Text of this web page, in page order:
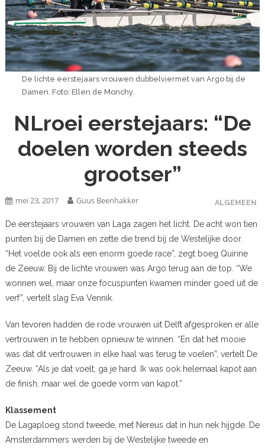
De lichte eerstejaars vrouwen dubbelviermet van Argo bij de
Damen. Foto: Ellen de Monchy.
NLroei eerstejaars: “De
doelen worden steeds
grootser”
ALGEMEEN
mei 23, 2017 Guus Beenhakker
De eerstejaars vrouwen van Laga zagen het licht. De acht won tien
punten bij de Damen en zette die trend bij de Westelijke door.
“Het voelde ook als een enorm goede race”, zegt boeg Quirine
de Zeeuw. Bij de lichte vrouwen was Argo terug aan de top. “We
wonnen wel, maar onze focuspunten kwamen minder goed uit de
verf”, vertelt slag Eva Vennik.
Van tevoren hadden de rode vrouwen uit Delft afgesproken er alle
vertrouwen in te hebben opnieuw te winnen. “En dat het mooie
was dat dit vertrouwen in elke haal was terug te voelen”, vertelt De
Zeeuw. “Als je dat voelt, ga je hard. Ik was ook helemaal kapot aan
de finish, maar wel de goede vorm van kapot.”
Klassement
De Lagaploeg stond tweede, met Nereus dat in hun nek hijgde. De
Amsterdammers werden bij de Westelijke tweede en